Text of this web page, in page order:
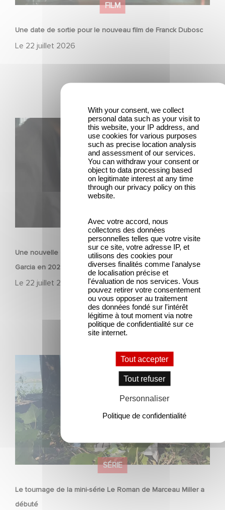
FILM
Une date de sortie pour le nouveau film de Franck Dubosc
Le 22 juillet 2026
FILM
Une nouvelle comédie avec Baptiste Lecaplain et José
Garcia en 2027 !
Le 22 juillet 2026
Une nouvelle comédie avec Baptiste Lecaplain et José
SÉRIE
Le tournage de la mini-série Le Roman de Marceau Miller a
débuté
Le tournage de la mini-série Le Roman de Marceau Miller
a débuté
With your consent, we collect
personal data such as your visit to
this website, your IP address, and
use cookies for various purposes
such as precise location analysis
and assessment of our services.
You can withdraw your consent or
object to data processing based
on legitimate interest at any time
through our privacy policy on this
website.
Avec votre accord, nous
collectons des données
personnelles telles que votre visite
sur ce site, votre adresse IP, et
utilisons des cookies pour
diverses finalités comme l'analyse
de localisation précise et
l'évaluation de nos services. Vous
pouvez retirer votre consentement
ou vous opposer au traitement
des données fondé sur l'intérêt
légitime à tout moment via notre
politique de confidentialité sur ce
site internet.
Tout accepter
Tout refuser
Personnaliser
Politique de confidentialité